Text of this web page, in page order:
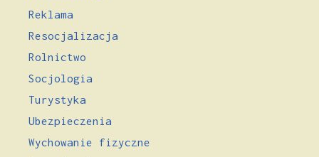
Reklama
Resocjalizacja
Rolnictwo
Socjologia
Turystyka
Ubezpieczenia
Wychowanie fizyczne